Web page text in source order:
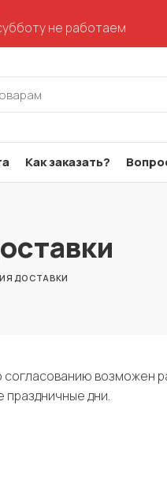
Как заказать?
ДОСТАВКИ
согласованию возможен
дни.
не работаем